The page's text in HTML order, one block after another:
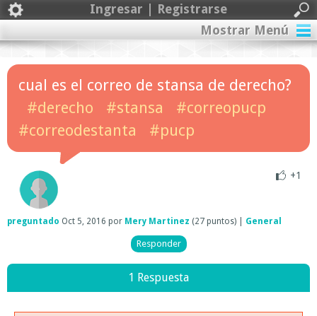
Ingresar | Registrarse
Mostrar Menú
cual es el correo de stansa de derecho?
#derecho
#stansa
#correopucp
#correodestanta
#pucp
+1
preguntado Oct 5, 2016 por Mery Martinez (27 puntos) General
1 Respuesta